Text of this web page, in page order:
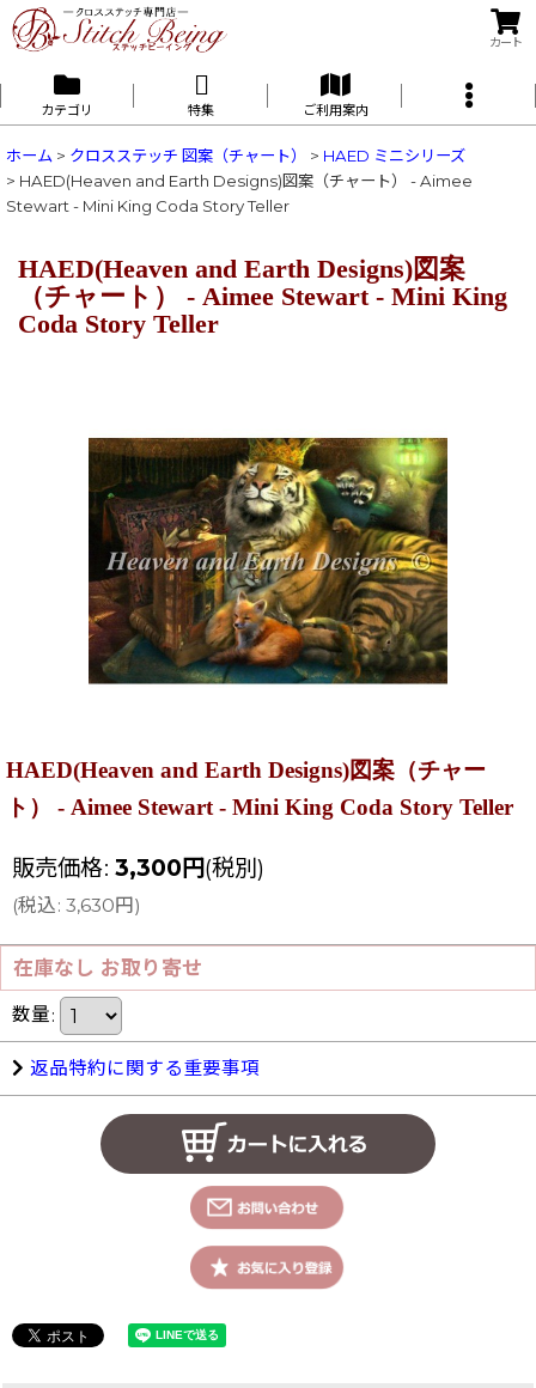
カート
カテゴリ 特集 ご利用案内
ホーム > クロスステッチ 図案（チャート） > HAED ミニシリーズ
> HAED(Heaven and Earth Designs)図案（チャート） - Aimee
Stewart - Mini King Coda Story Teller
HAED(Heaven and Earth Designs)図案
（チャート） - Aimee Stewart - Mini King
Coda Story Teller
HAED(Heaven and Earth Designs)図案（チャー
ト） - Aimee Stewart - Mini King Coda Story Teller
販売価格: 3,300 円(税別)
(税込: 3,630円 )
在庫なし お取り寄せ
数量:
返品特約に関する重要事項